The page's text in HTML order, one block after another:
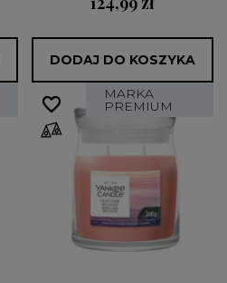
DODAJ DO KOSZYKA
MARKA
PREMIUM
favorite_border
favorite_border